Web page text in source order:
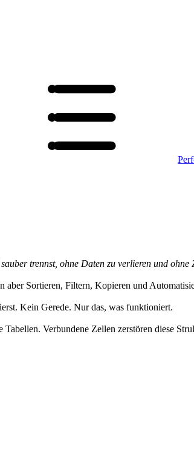
trennst, ohne Daten zu verlieren und ohne
aber Sortieren, Filtern, Kopieren und
Kein Gerede. Nur das, was funktioniert.
Verbundene Zellen zerstören diese